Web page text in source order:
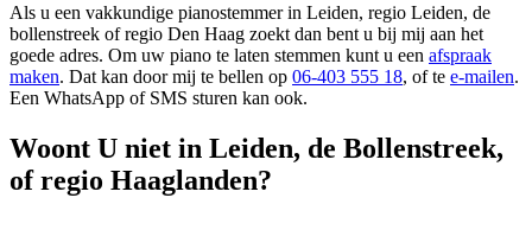
Als u een vakkundige pianostemmer in Leiden, regio Leiden, de
bollenstreek of regio Den Haag zoekt dan bent u bij mij aan het
goede adres. Om uw piano te laten stemmen kunt u een afspraak
maken. Dat kan door mij te bellen op 06-403 555 18, of te e-mailen.
Een WhatsApp of SMS sturen kan ook.
Woont U niet in Leiden, de Bollenstreek,
of regio Haaglanden?